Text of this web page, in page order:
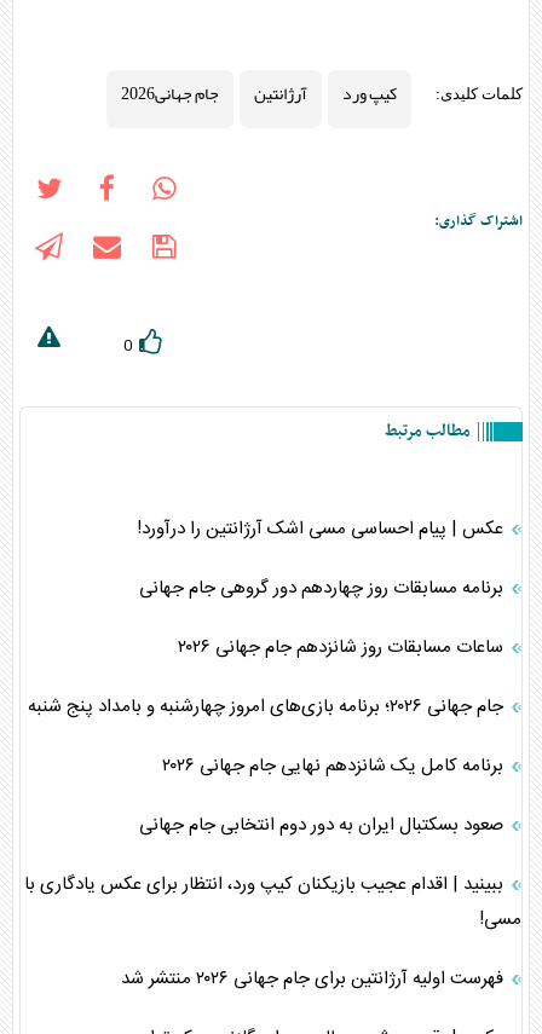
کلمات کلیدی: کیپ ورد آرژانتین جام جهانی2026
اشتراک گذاری:
0
مطالب مرتبط
عکس | پیام احساسی مسی اشک آرژانتین را درآورد!
برنامه مسابقات روز چهاردهم دور گروهی جام جهانی
ساعات مسابقات روز شانزدهم جام جهانی ۲۰۲۶
جام جهانی ۲۰۲۶؛ برنامه بازی‌های امروز چهارشنبه و بامداد پنج شنبه
برنامه کامل یک شانزدهم نهایی جام جهانی ۲۰۲۶
صعود بسکتبال ایران به دور دوم انتخابی جام جهانی
ببینید | اقدام عجیب بازیکنان کیپ ورد، انتظار برای عکس یادگاری با
مسی!
فهرست اولیه آرژانتین برای جام جهانی ۲۰۲۶ منتشر شد